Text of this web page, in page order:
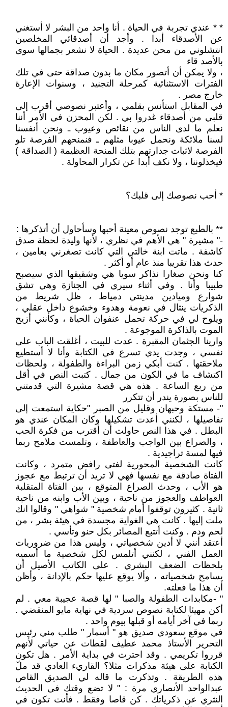
* * عندي تجربة في الحياة . أنا واحد من البشر لا أستغني
عن الأصدقاء أبدا . وأجد أن أصدقائي المخلصين
انتشلوني من محن عديدة . الحياة لا نشعر بجمالها سوى
بالأصد قاء
، ولا يمكن أن أتصور مكان ما بدون صداقة حتى في تلك
الفترات الاستثنائية كمرحلة التجنيد ، وسنوات الإعارة
خارج مصر .
في المقابل استأنس بقلمي ، وأعتبر نصوصي أقرب إلى
قلبي من أصدقاء غدروا بي . لكن المحزن في الأمر أننا
نعلم ما لدى الناس من نقائص وعيوب ـ ونحن أنفسنا
لسنا ملائكة ونحمل عيوبا مثلهم ـ فنمنحهم الفرصة تلو
الفرصة لاثبات جدارتهم بتلك المنحة العظيمة ( الصداقة )
فيخذلوننا ، ولا نكف أبدا عن تكرار المحاولة .
* أحب نصوصك إلى قلبك؟
** بالطبع توجد نصوص معينة أحبها وسأحاول أن أتذكرها :
-" مشيرة " هي الأهم في نظري ، لأنها وليدة لحظة صدق
كاشفة . ماتت ابنة خالتي التي كانت تصغرني بعامين ،
حدث هذا تقريبا منذ عام أو أكثر .
كنا ونحن صغارا نذاكر سويا هي وشقيقها الذي سيصبح
طبيبا وأنا . وفي أثناء سيري في الجنازة وهي تشق
شوارع وميادين مدينتي دمياط ، ظل شريط من
الذكريات ينثال في نعومة وهدوء وخشوع داخل عقلي ،
ويلوح لي في حركة تحمل عنفوان الحياة ، وكأنني أزيح
الموت بالذاكرة الموجوعة .
وارينا الجثمان المقبرة . عدت للبيت ، أغلقت الباب على
نفسي ، وجدت يدي تسرع في الكتابة وأنا لا أستطيع
ملاحقتها . كنت أبكي زمن البراءة والطفولة ، ولحظات
اكتشاف ما في الكون من جمال . كتبت النص في أقل
من ربع الساعة . هذه هي قصة مشيرة التي قدمتني
للناس بصورة يندر أن تتكرر
"- مستكة وحبهان وقليل من الصبر "حكاية استمعت إلى
تفاصيلها ، لكنني أعدت تشكيلها وكان المكان عندي هو
البطل . في هذا النص حاولت أن أقترب من فكرة الحب
، والصراع بين الواجب والعاطفة ، وتلمست ملامح ربما
فيها لمسة تراجيدية .
كانت الشخصية المحورية لفتى رافض متمرد ، وكانت
الفتاة صادقة مع نفسها فهي لا تريد أن ترتبط مع عجوز
هو الأب ، وحدث الصراع المتوقع ، بين الفتاة المتقلبة
العواطف والعجوز من ناحية ، وبين الأب وابنه من ناحية
ثانية . كثيرون توقفوا أمام شخصية " شواهي " وقالوا انك
ملت إليها . كانت هي الغواية مجسدة في هيئة بشر ، من
لحم ودم . وكنت أتتبع المصائر بكل حنو وتأسي .
أعتقد أنني لا أدين شخصياتي ، وليس هذا من ضروريات
العمل الفني ، لكنني أتلمس لكل شخصية ما أسميه
بلحظات الضعف البشري . على الكاتب الأصيل أن
يسامح شخصياته ، وألا يوقع عليها حكم بالإدانة ، وأظن
أن هذا ما فعلته.
" -مكابدات الطفولة والصبا " لها قصة عجيبة معي . لم
أكن مهيئا لكتابة نصوص سردية في نهاية مايو المنقضي .
ربما في آخر أيامه أو قبلها بيوم واحد .
في موقع سعودي صديق هو " أسمار " طلب مني رئيس
التحرير الأستاذ محمد عطيف لقطات عن حياتي لأنهم
قرروا تكريمي . وقد احترت في بداية الأمر . هل تكون
الكتابة على هيئة مذكرات مثلا؟ القاريء العادي قد ملّ
هذه الطريقة . وتذكرت ما قاله لي الصديق القاص
عبدالواحد الأنصاري مرة : " لا تضع وقتك في الحديث
النثري عن ذكرياتك . كن قاصا وفقط . فأنت تكون في